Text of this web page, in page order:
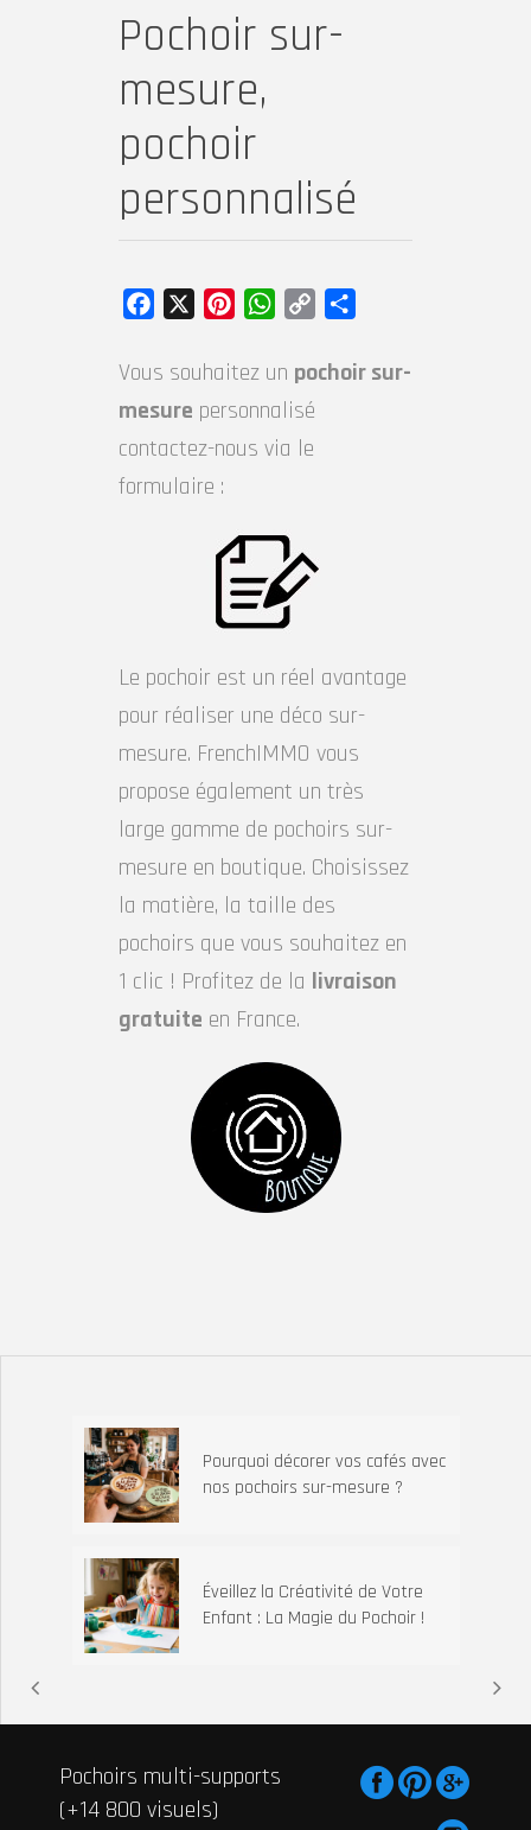
Pochoir sur-
mesure,
pochoir
personnalisé
Facebook PinterestWhatsApp
Copy
Vous souhaitez un pochoir sur-
mesure personnalisé
contactez-nous via le
formulaire :
Le pochoir est un réel avantage
pour réaliser une déco sur-
mesure. FrenchIMMO vous
propose également un très
large gamme de pochoirs sur-
mesure en boutique. Choisissez
la matière, la taille des
pochoirs que vous souhaitez en
1 clic ! Profitez de la livraison
gratuite en France.
Pourquoi décorer vos cafés avec
nos pochoirs sur-mesure ?
Éveillez la Créativité de Votre
Enfant : La Magie du Pochoir !
Pochoirs multi-supports
(+14 800 visuels)